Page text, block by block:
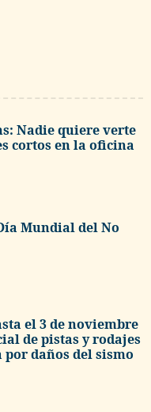
Nadie quiere verte
cortos en la oficina
Mundial del No
el 3 de noviembre
de pistas y rodajes
daños del sismo